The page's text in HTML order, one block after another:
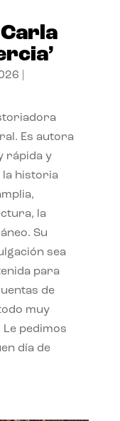
Es autora
rápida y
la historia
la
Su
sea
para
de
muy
Le pedimos
día de